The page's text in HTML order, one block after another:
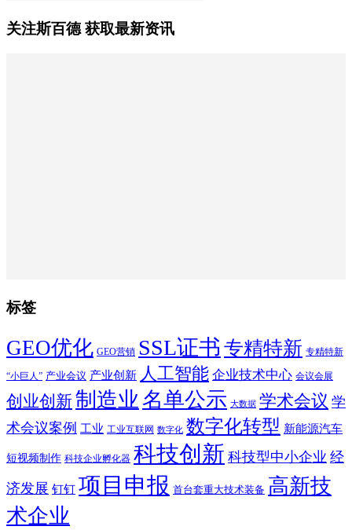
关注斯百德 获取最新资讯
标签
GEO优化 GEO营销 SSL证书 专精特新 专精特新
“小巨人” 产业会议 产业创新 人工智能 企业技术中心 会议会展
创业创新制造业 名单公示 大数据 学术会议 学
术会议案例 工业 工业互联网 数字化 数字化转型 新能源汽车
短视频制作 科技企业孵化器 科技创新 科技型中小企业 经
济发展 钉钉 项目申报 首台套重大技术装备 高新技
术企业